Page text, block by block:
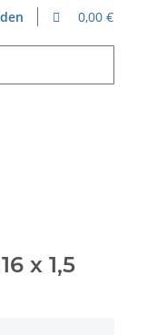
0,00 €
x 1,5